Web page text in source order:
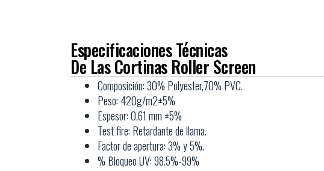
Especificaciones Técnicas
De Las Cortinas Roller Screen
Composición: 30% Polyester,70% PVC.
Peso: 420g/m2±5%
Espesor: 0.61 mm ±5%
Test fire: Retardante de llama.
Factor de apertura: 3% y 5%.
% Bloqueo UV: 98.5%-99%